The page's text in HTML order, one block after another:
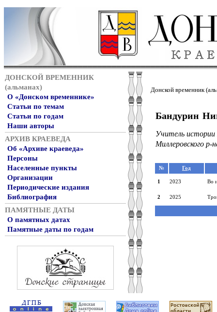
ДОНСКОЙ ВРЕМЕННИК
(альманах)
О «Донском временнике»
Статьи по темам
Статьи по годам
Наши авторы
АРХИВ КРАЕВЕДА
Об «Архиве краеведа»
Персоны
Населенные пункты
Организации
Периодические издания
Библиография
ПАМЯТНЫЕ ДАТЫ
О памятных датах
Памятные даты по годам
Донской временник
Бандурин
Учитель истории
Миллеровского р-
№ Год
1 2023 Во
2 2025